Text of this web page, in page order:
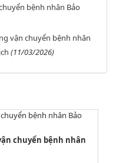
bệnh nhân Bảo
vận chuyển bệnh nhân
(11/03/2026)
chuyển bệnh nhân